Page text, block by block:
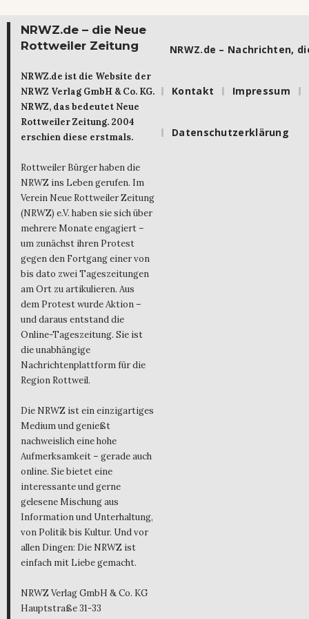
NRWZ.de – die Neue
Rottweiler Zeitung
NRWZ.de ist die Website der
NRWZ Verlag GmbH & Co. KG.
NRWZ, das bedeutet Neue
Rottweiler Zeitung. 2004
erschien diese erstmals.
Rottweiler Bürger haben die
NRWZ ins Leben gerufen. Im
Verein Neue Rottweiler Zeitung
(NRWZ) e.V. haben sie sich über
mehrere Monate engagiert –
um zunächst ihren Protest
gegen den Fortgang einer von
bis dato zwei Tageszeitungen
am Ort zu artikulieren. Aus
dem Protest wurde Aktion –
und daraus entstand die
Online-Tageszeitung. Sie ist
die unabhängige
Nachrichtenplattform für die
Region Rottweil.
Die NRWZ ist ein einzigartiges
Medium und genießt
nachweislich eine hohe
Aufmerksamkeit – gerade auch
online. Sie bietet eine
interessante und gerne
gelesene Mischung aus
Information und Unterhaltung,
von Politik bis Kultur. Und vor
allen Dingen: Die NRWZ ist
einfach mit Liebe gemacht.
NRWZ Verlag GmbH & Co. KG
Hauptstraße 31-33
NRWZ.de – Nachrichten,
Kontakt Impressum
Datenschutzerklärung